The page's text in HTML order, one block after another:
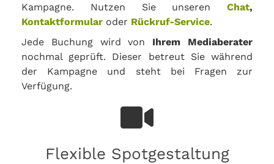
Kampagne. Nutzen Sie unseren Chat,
Kontaktformular oder Rückruf-Service.
Jede Buchung wird von Ihrem Mediaberater
nochmal geprüft. Dieser betreut Sie während
der Kampagne und steht bei Fragen zur
Verfügung.
Flexible Spotgestaltung